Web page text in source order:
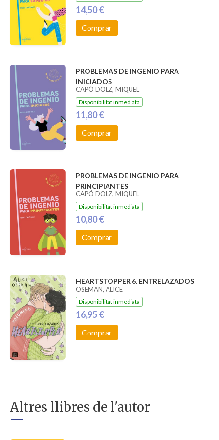
14,50 €
Comprar
PROBLEMAS DE INGENIO PARA
INICIADOS
CAPÓ DOLZ, MIQUEL
Disponibilitat inmediata
11,80 €
Comprar
PROBLEMAS DE INGENIO PARA
PRINCIPIANTES
CAPÓ DOLZ, MIQUEL
Disponibilitat inmediata
10,80 €
Comprar
HEARTSTOPPER 6. ENTRELAZADOS
OSEMAN, ALICE
Disponibilitat inmediata
16,95 €
Comprar
Altres llibres de l'autor